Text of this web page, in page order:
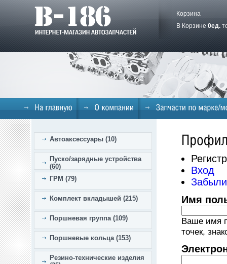
Корзина
В Корзине 0ед.
Автоаксессуары (10)
Пуско/зарядные устройства
(60)
ГРМ (79)
Комплект вкладышей (215)
Поршневая группа (109)
Поршневые кольца (153)
Резино-технические изделия
Вход
Имя
Ваше имя
точек,